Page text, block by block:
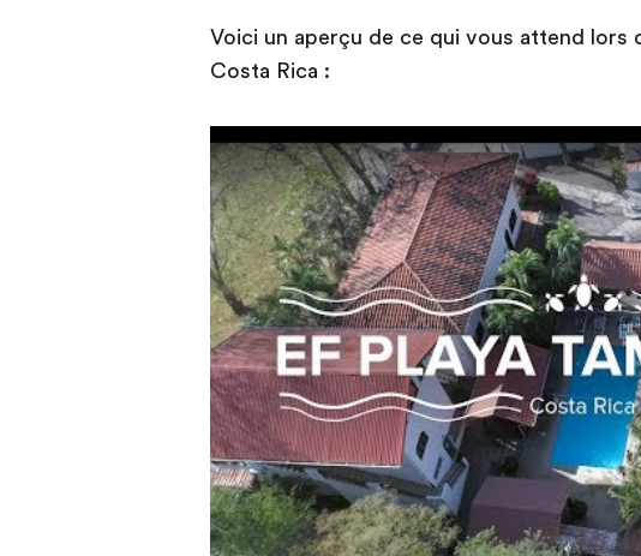
Voici un aperçu de ce qui vous attend lors
Costa Rica :
Play